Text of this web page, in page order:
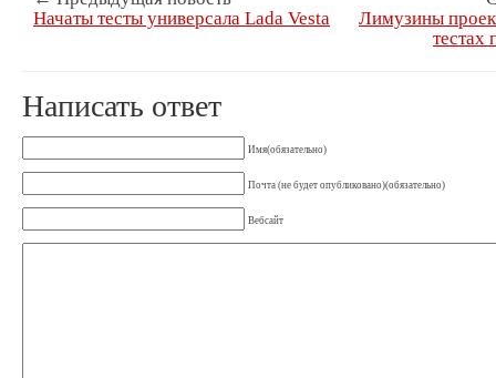
Начаты тесты универсала Lada Vesta
Лимузины
тестах
Написать ответ
Имя(обязательно)
Почта (не будет опубликовано)(обязательно)
Вебсайт